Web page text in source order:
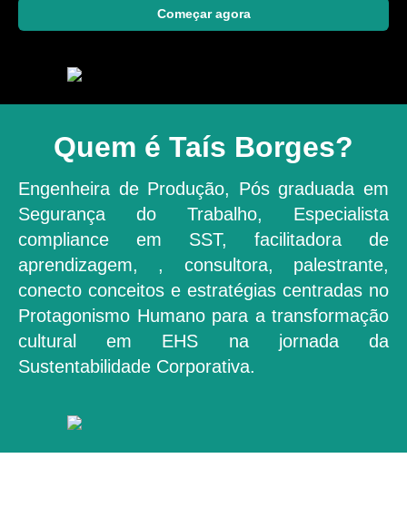
Começar agora
Quem é Taís Borges?
Engenheira de Produção, Pós graduada em
Segurança do Trabalho, Especialista
compliance em SST, facilitadora de
aprendizagem, , consultora, palestrante,
conecto conceitos e estratégias centradas no
Protagonismo Humano para a transformação
cultural em EHS na jornada da
Sustentabilidade Corporativa.